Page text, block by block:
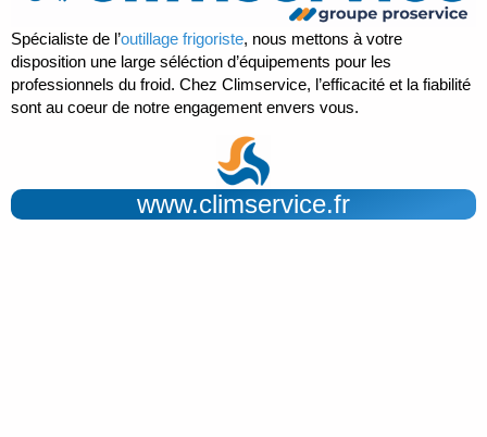
Spécialiste de l’outillage frigoriste, nous mettons à votre
disposition une large séléction d’équipements pour les
professionnels du froid. Chez Climservice, l’efficacité et la fiabilité
sont au coeur de notre engagement envers vous.
www.climservice.fr